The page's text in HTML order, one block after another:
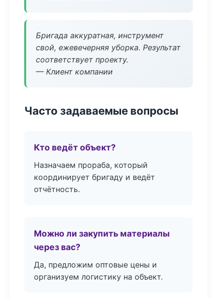
Бригада аккуратная, инструмент
свой, ежевечерняя уборка. Результат
соответствует проекту.
— Клиент компании
Часто задаваемые вопросы
Кто ведёт объект?
Назначаем прораба, который
координирует бригаду и ведёт
отчётность.
Можно ли закупить материалы
через вас?
Да, предложим оптовые цены и
организуем логистику на объект.